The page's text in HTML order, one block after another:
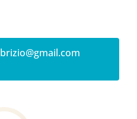
brizio@gmail.com